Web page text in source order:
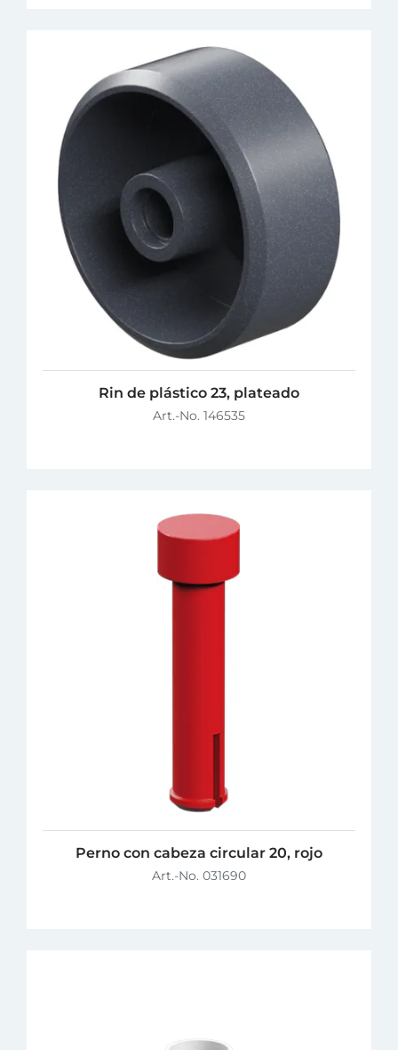
Rin de plástico 23, plateado
Art.-No. 146535
Perno con cabeza circular 20, rojo
Art.-No. 031690